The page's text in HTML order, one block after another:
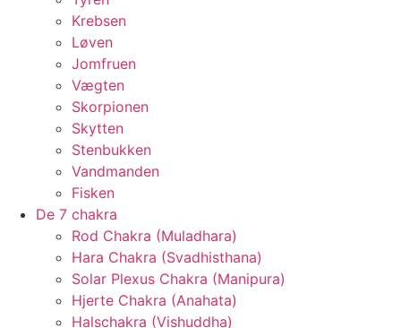
Krebsen
Løven
Jomfruen
Vægten
Skorpionen
Skytten
Stenbukken
Vandmanden
Fisken
De 7 chakra
Rod Chakra (Muladhara)
Hara Chakra (Svadhisthana)
Solar Plexus Chakra (Manipura)
Hjerte Chakra (Anahata)
Halschakra (Vishuddha)